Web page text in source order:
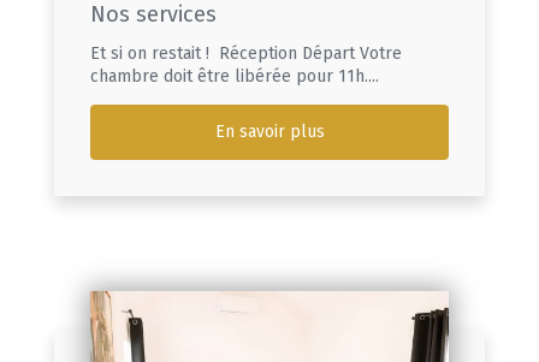
Nos services
Et si on restait ! Réception Départ Votre
chambre doit être libérée pour 11h....
En savoir plus